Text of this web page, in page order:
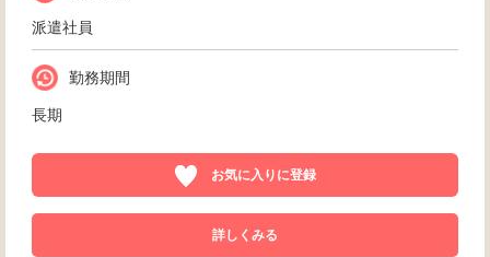
派遣社員
勤務期間
長期
お気に入りに登録
詳しくみる